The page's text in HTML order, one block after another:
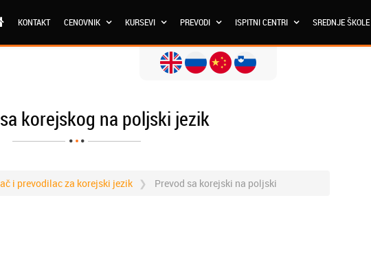
KONTAKT CENOVNIK KURSEVI PREVODI ISPITNI CENTRI SREDNJE ŠKOLE
korejskog na poljski jezik
i prevodilac za korejski jezik Prevod sa korejski na poljski